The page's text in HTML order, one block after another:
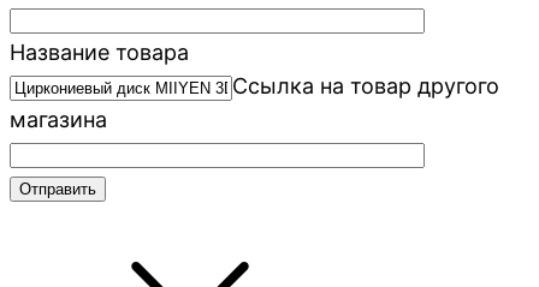
Название товара
Ссылка на товар другого
магазина